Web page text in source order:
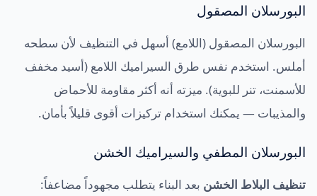
البورسلان المصقول
البورسلان المصقول (اللامع) أسهل في التنظيف لأن سطحه
أملس. استخدم نفس طرق السيراميك اللامع (أسيد مخفف
للأسمنت، تنر للبوية). ميزته أنه أكثر مقاومة للأحماض
والمذيبات — يمكنك استخدام تركيزات أقوى قليلاً بأمان.
البورسلان المطفي والسيراميك الخشن
تنظيف البلاط الخشن بعد البناء يتطلب مجهوداً مضاعفاً: